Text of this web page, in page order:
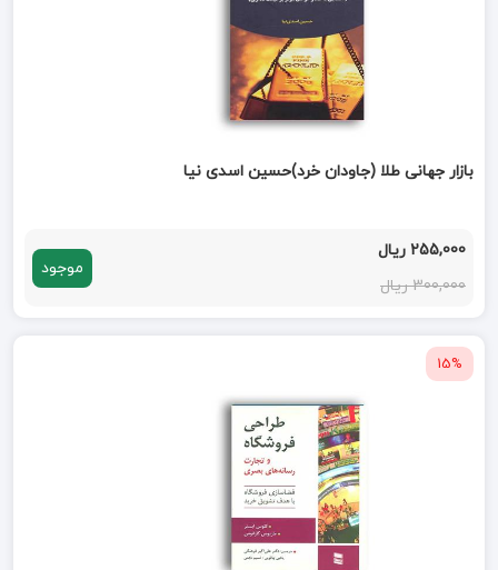
بازار جهانی طلا (جاودان خرد)حسین اسدی نیا
255,000 ریال
300,000 ریال
موجود
15%